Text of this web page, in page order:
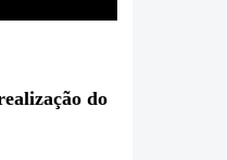
do